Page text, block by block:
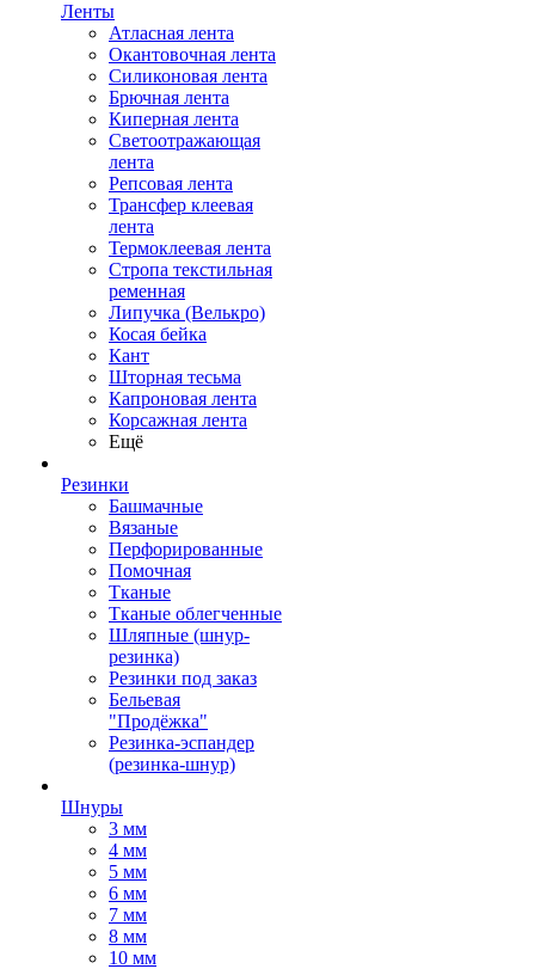
Ленты
Атласная лента
Окантовочная лента
Силиконовая лента
Брючная лента
Киперная лента
Светоотражающая
лента
Репсовая лента
Трансфер клеевая
лента
Термоклеевая лента
Стропа текстильная
ременная
Липучка (Велькро)
Косая бейка
Кант
Шторная тесьма
Капроновая лента
Корсажная лента
Ещё
Резинки
Башмачные
Вязаные
Перфорированные
Помочная
Тканые
Тканые облегченные
Шляпные (шнур-
резинка)
Резинки под заказ
Бельевая
"Продёжка"
Резинка-эспандер
(резинка-шнур)
Шнуры
3 мм
4 мм
5 мм
6 мм
7 мм
8 мм
10 мм